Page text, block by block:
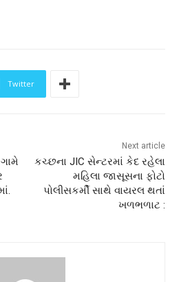
Twitter
Next article
કચ્છના JIC સેન્ટરમાં કેદ રહેલા
મહિલા જાસૂસના ફોટો
પોલીસકર્મી સાથે વાયરલ થતાં
ખળભળાટ :